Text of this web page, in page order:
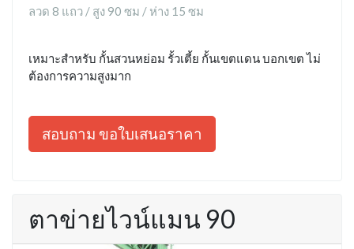
ลวด 8 แถว / สูง 90 ซม / ห่าง 15 ซม
เหมาะสำหรับ กั้นสวนหย่อม รั้วเตี้ย กั้นเขตแดน บอกเขต ไม่
ต้องการความสูงมาก
สอบถาม ขอใบเสนอราคา
ตาข่ายไวน์แมน 90